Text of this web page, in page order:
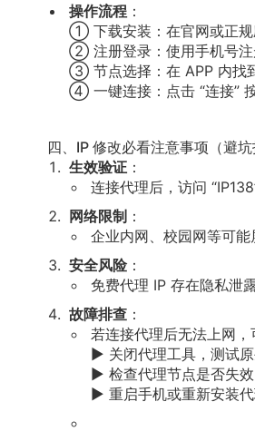
操作流程 ：
① 下载安装：在官网或正规
② 注册登录：使用手机号注
③ 节点选择：在 APP 内找
④ 一键连接：点击 “连接”
四、IP 修改必看注意事项（避坑
生效验证 ：
连接代理后，访问
网络限制 ：
企业内网、校园网等可能
安全风险：
免费代理 IP 存在隐私泄
故障排查 ：
若连接代理后无法上网，
▶ 关闭代理工具，测试原
▶ 检查代理节点是否失效
▶ 重启手机或重新安装代